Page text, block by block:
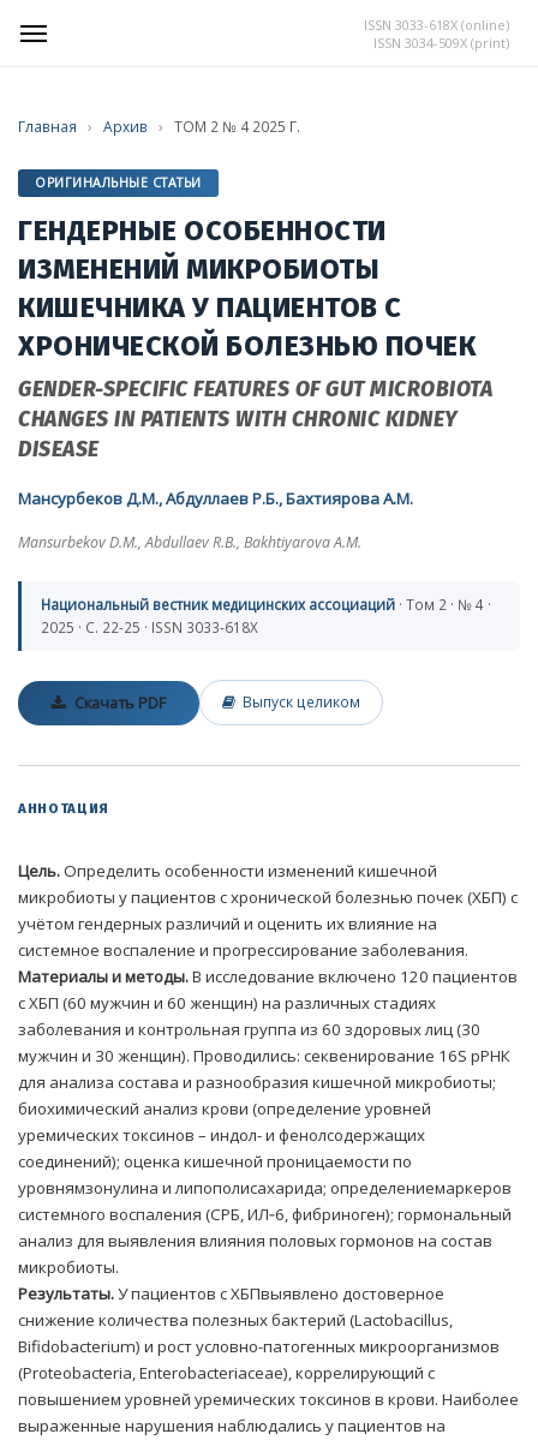
ISSN 3033-618X (online)
ISSN 3034-509X (print)
Главная › Архив › ТОМ 2 № 4 2025 Г.
ОРИГИНАЛЬНЫЕ СТАТЬИ
ГЕНДЕРНЫЕ ОСОБЕННОСТИ
ИЗМЕНЕНИЙ МИКРОБИОТЫ
КИШЕЧНИКА У ПАЦИЕНТОВ С
ХРОНИЧЕСКОЙ БОЛЕЗНЬЮ ПОЧЕК
GENDER-SPECIFIC FEATURES OF GUT MICROBIOTA
CHANGES IN PATIENTS WITH CHRONIC KIDNEY
DISEASE
Мансурбеков Д.М., Абдуллаев Р.Б., Бахтиярова А.М.
Mansurbekov D.M., Abdullaev R.B., Bakhtiyarova A.M.
Национальный вестник медицинских ассоциаций · Том 2 · № 4 ·
2025 · С. 22-25 · ISSN 3033-618X
Скачать PDF Выпуск целиком
АННОТАЦИЯ
Цель.Определить особенности изменений кишечной
микробиоты у пациентов с хронической болезнью почек (ХБП) с
учётом гендерных различий и оценить их влияние на
системное воспаление и прогрессирование заболевания.
Материалы и методы.В исследование включено 120 пациентов
с ХБП (60 мужчин и 60 женщин) на различных стадиях
заболевания и контрольная группа из 60 здоровых лиц (30
мужчин и 30 женщин). Проводились: секвенирование 16S рРНК
для анализа состава и разнообразия кишечной микробиоты;
биохимический анализ крови (определение уровней
уремических токсинов – индол- и фенолсодержащих
соединений); оценка кишечной проницаемости по
уровнямзонулина и липополисахарида; определениемаркеров
системного воспаления (СРБ, ИЛ‑6, фибриноген); гормональный
анализ для выявления влияния половых гормонов на состав
микробиоты.
Результаты.У пациентов с ХБПвыявлено достоверное
снижение количества полезных бактерий (Lactobacillus,
Bifidobacterium) и рост условно-патогенных микроорганизмов
(Proteobacteria, Enterobacteriaceae), коррелирующий с
повышением уровней уремических токсинов в крови. Наиболее
выраженные нарушения наблюдались у пациентов на